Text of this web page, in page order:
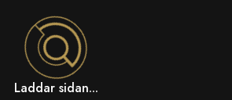
Laddar sidan...